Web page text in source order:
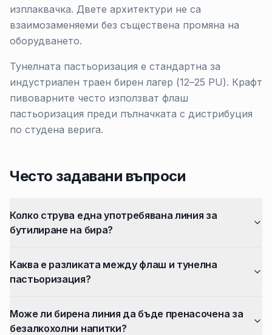
изплаквачка. Двете архитектури не са
взаимозаменяеми без съществена промяна на
оборудването.
Тунелната пастьоризация е стандартна за
индустриален траен бирен лагер (12–25 PU). Крафт
пивоварните често използват флаш
пастьоризация преди пълначката с дистрибуция
по студена верига.
Често задавани въпроси
Колко струва една употребявана линия за
бутилиране на бира?
Каква е разликата между флаш и тунелна
пастьоризация?
Може ли бирена линия да бъде пренасочена за
безалкохолни напитки?